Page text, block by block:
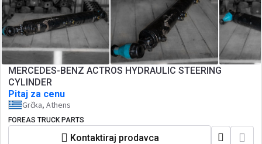
MERCEDES-BENZ ACTROS HYDRAULIC STEERING
CYLINDER
Pitaj za cenu
Grčka, Athens
FOREAS TRUCK PARTS
Kontaktiraj prodavca